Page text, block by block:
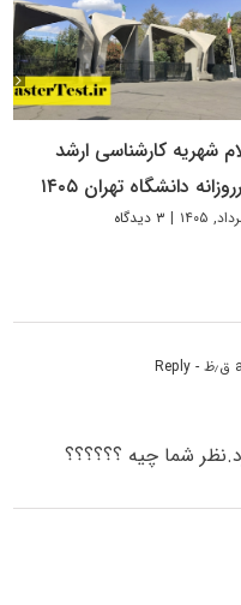
شهریه کارشناسی ارشد
دانشگاه تهران ۱۴۰۵
| ۳ دیدگاه
- Reply
شما چیه ؟؟؟؟؟؟